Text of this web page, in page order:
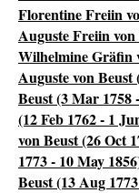
Florentine Freiin
Auguste Freiin von
Wilhelmine Gräfin
Auguste von Beust
Beust (3 Mar 1758
(12 Feb 1762 - 1
von Beust (26 Oct
1773 - 10 May
Beust (13 Aug